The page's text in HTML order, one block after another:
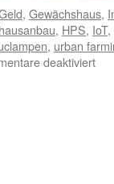
, Gewächshaus,
, HPS, IoT,
, urban
deaktiviert